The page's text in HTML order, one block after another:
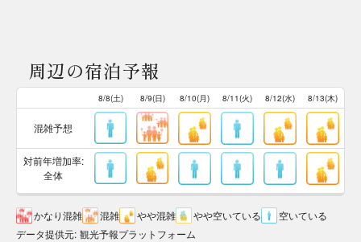
周辺の宿泊予報
8/8(土) 8/9(日) 8/10(月) 8/11(火) 8/12(水) 8/13(木)
混雑予想
対前年増加率:
全体
かなり混雑 混雑 やや混雑 やや空いている
空いている
データ提供元: 観光予報プラットフォーム